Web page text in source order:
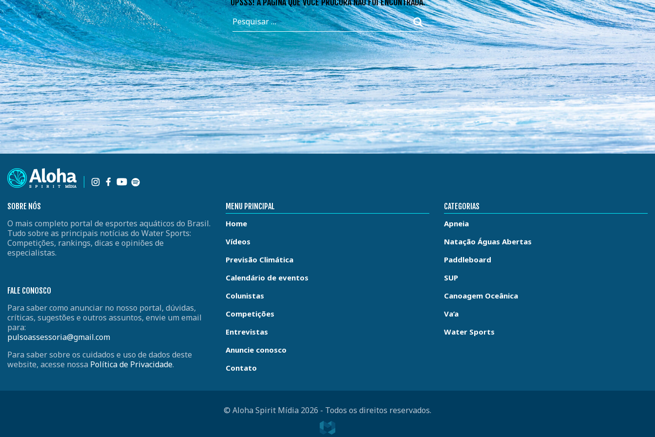
SOBRE NÓS
O mais completo portal de esportes aquáticos do Brasil.
Tudo sobre as principais notícias do Water Sports:
Competições, rankings, dicas e opiniões de
especialistas.
FALE CONOSCO
Para saber como anunciar no nosso portal, dúvidas,
críticas, sugestões e outros assuntos, envie um email
para:
pulsoassessoria@gmail.com
Para saber sobre os cuidados e uso de dados deste
website, acesse nossa Política de Privacidade.
MENU PRINCIPAL
Home
Vídeos
Previsão Climática
Calendário de eventos
Colunistas
Competições
Entrevistas
Anuncie conosco
Contato
CATEGORIAS
Apneia
Natação Águas Abertas
Paddleboard
SUP
Canoagem Oceânica
Va’a
Water Sports
© Aloha Spirit Mídia 2026 - Todos os direitos reservados.